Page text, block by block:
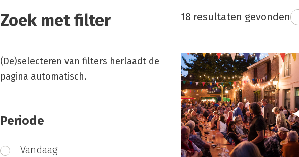
Zoek met filter
(De)selecteren van filters herlaadt de
pagina automatisch.
Periode
Vandaag
18 resultaten gevonden